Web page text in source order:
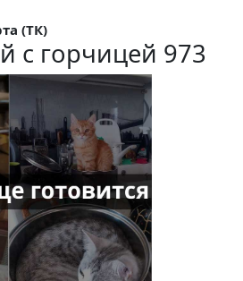
(ТК)
с горчицей 973